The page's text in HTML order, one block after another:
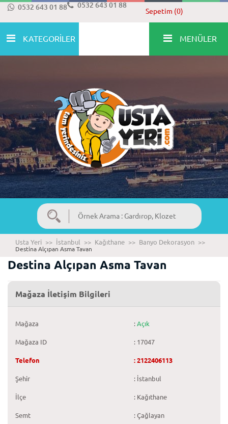
0532 643 01 88 0532 643 01 88
Sepetim (0)
KATEGORİLER MENÜLER
Usta Yeri >> İstanbul >> Kağıthane >> Banyo Dekorasyon >>
Destina Alçıpan Asma Tavan
Destina Alçıpan Asma Tavan
Mağaza İletişim Bilgileri
Mağaza : Açık
Mağaza ID : 17047
Telefon : 2122406113
Şehir : İstanbul
İlçe : Kağıthane
Semt : Çağlayan